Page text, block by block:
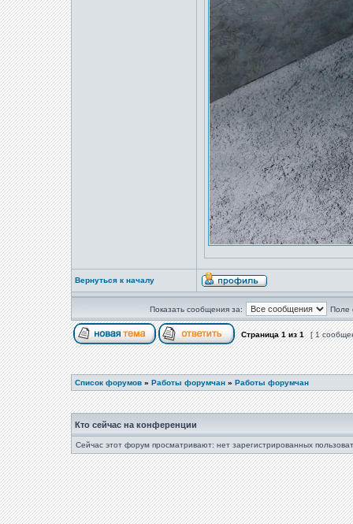
Вернуться к началу
Показать сообщения за: Поле
Страница1из1 [ 1
Список форумов » Работы форумчан » Работы форумчан
Кто сейчас на конференции
Сейчас этот форум просматривают: нет зарегистрированных